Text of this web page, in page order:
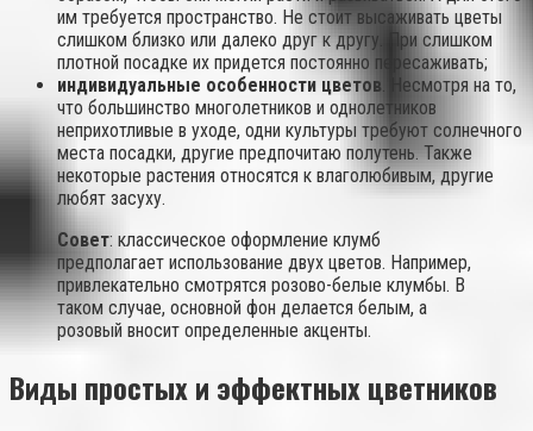
им требуется пространство. Не стоит высаживать цветы
слишком близко или далеко друг к другу. При слишком
плотной посадке их придется постоянно пересаживать;
индивидуальные особенности цветов. Несмотря на то,
что большинство многолетников и однолетников
неприхотливые в уходе, одни культуры требуют солнечного
места посадки, другие предпочитаю полутень. Также
некоторые растения относятся к влаголюбивым, другие
любят засуху.
Совет: классическое оформление клумб
предполагает использование двух цветов. Например,
привлекательно смотрятся розово-белые клумбы. В
таком случае, основной фон делается белым, а
розовый вносит определенные акценты.
Виды простых и эффектных цветников